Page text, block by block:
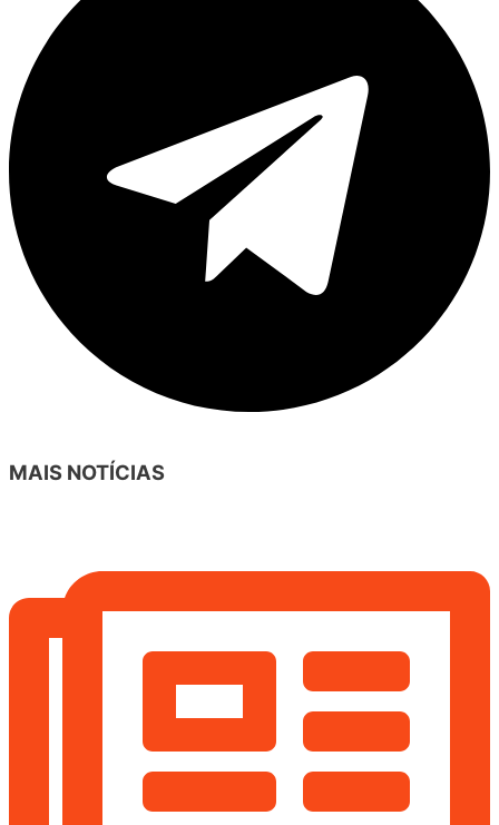
MAIS NOTÍCIAS